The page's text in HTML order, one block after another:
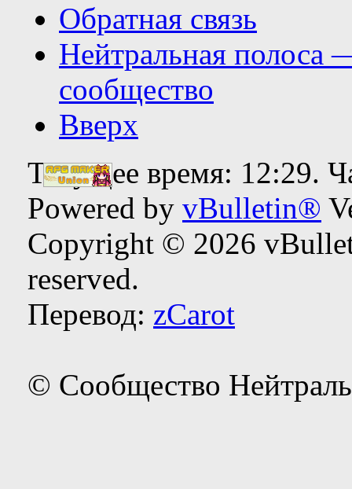
Обратная связь
Нейтральная полоса
сообщество
Вверх
Текущее время: 12:29.
Powered by vBulletin®
Copyright © 2026
reserved.
Перевод: zCarot
© Сообщество